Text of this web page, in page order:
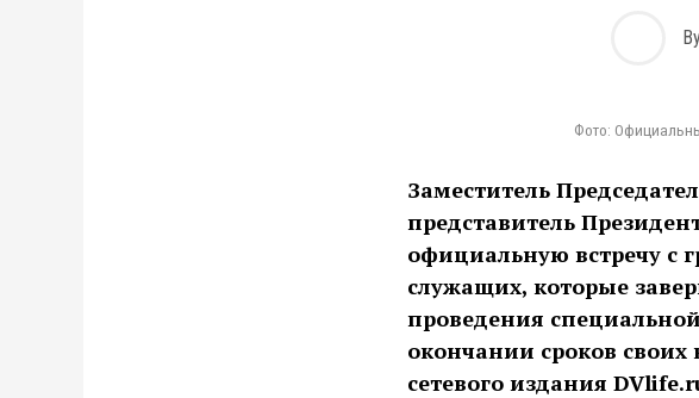
Фото:
Заместитель
представитель
официальную встречу с
служащих, которые
проведения
окончании сроков своих
сетевого издания